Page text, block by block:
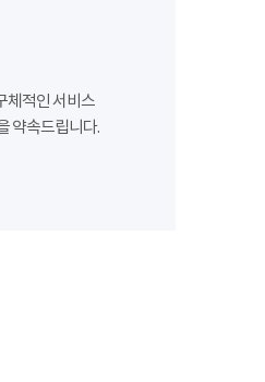
체적인 서비스
약속드립니다.